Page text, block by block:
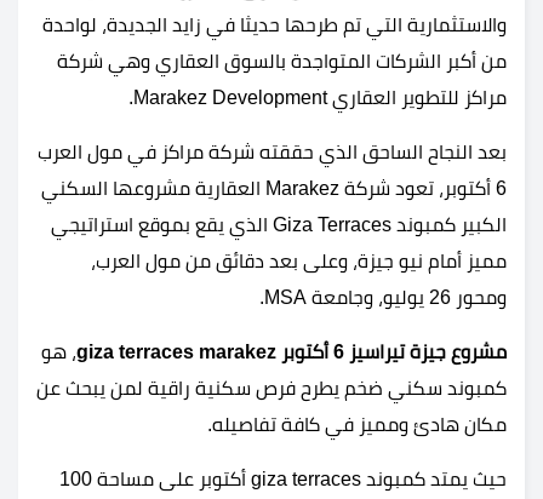
والاستثمارية التي تم طرحها حديثا في زايد الجديدة، لواحدة
من أكبر الشركات المتواجدة بالسوق العقاري وهي شركة
مراكز للتطوير العقاري Marakez Development.
بعد النجاح الساحق الذي حققته شركة مراكز في مول العرب
6 أكتوبر، تعود شركة Marakez العقارية مشروعها السكني
الكبير كمبوند Giza Terraces الذي يقع بموقع استراتيجي
مميز أمام نيو جيزة، وعلى بعد دقائق من مول العرب،
ومحور 26 يوليو، وجامعة MSA.
مشروع جيزة تيراسيز 6 أكتوبر giza terraces marakez
، هو
كمبوند سكني ضخم يطرح فرص سكنية راقية لمن يبحث عن
مكان هادئ ومميز في كافة تفاصيله.
حيث يمتد كمبوند giza terraces أكتوبر على مساحة 100